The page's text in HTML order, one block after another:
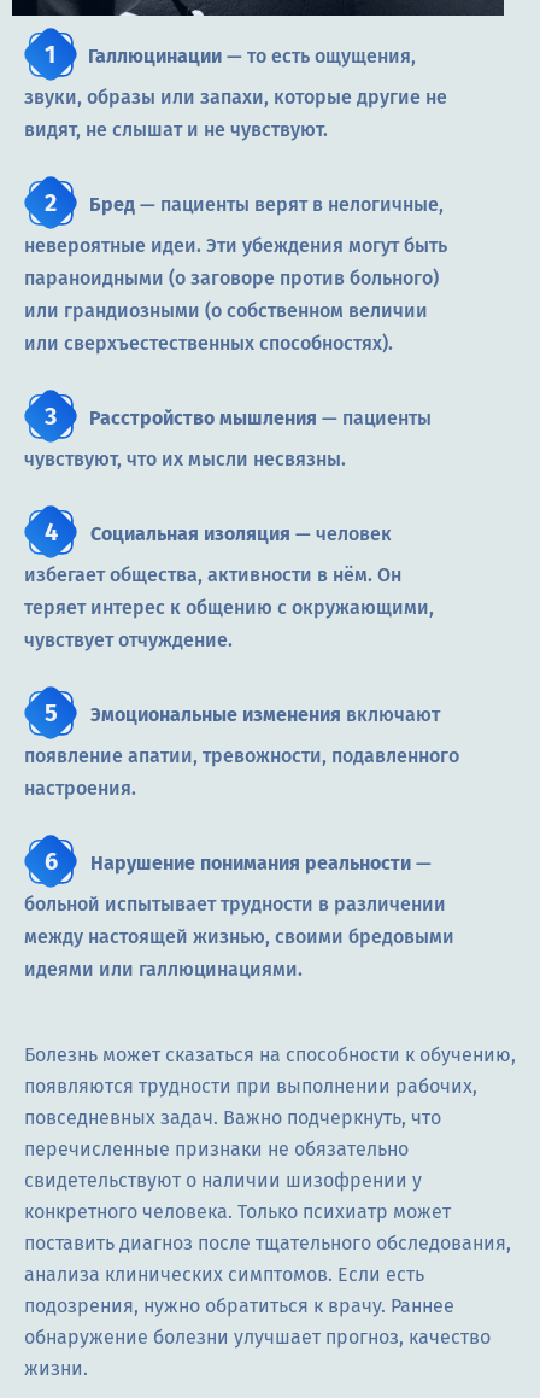
Галлюцинации — то есть ощущения,
звуки, образы или запахи, которые другие не
видят, не слышат и не чувствуют.
Бред — пациенты верят в нелогичные,
невероятные идеи. Эти убеждения могут быть
параноидными (о заговоре против больного)
или грандиозными (о собственном величии
или сверхъестественных способностях).
Расстройство мышления — пациенты
чувствуют, что их мысли несвязны.
Социальная изоляция — человек
избегает общества, активности в нём. Он
теряет интерес к общению с окружающими,
чувствует отчуждение.
Эмоциональные изменения включают
появление апатии, тревожности, подавленного
настроения.
Нарушение понимания реальности —
больной испытывает трудности в различении
между настоящей жизнью, своими бредовыми
идеями или галлюцинациями.
Болезнь может сказаться на способности к обучению,
появляются трудности при выполнении рабочих,
повседневных задач. Важно подчеркнуть, что
перечисленные признаки не обязательно
свидетельствуют о наличии шизофрении у
конкретного человека. Только психиатр может
поставить диагноз после тщательного обследования,
анализа клинических симптомов. Если есть
подозрения, нужно обратиться к врачу. Раннее
обнаружение болезни улучшает прогноз, качество
жизни.